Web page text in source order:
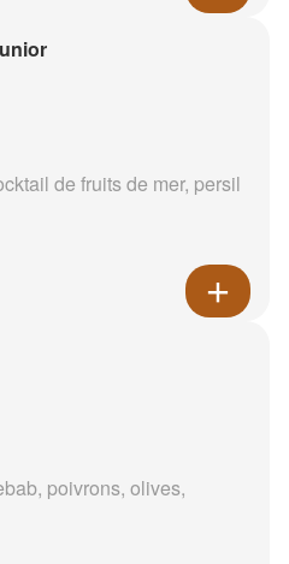
de fruits de mer, persil
poivrons, olives,